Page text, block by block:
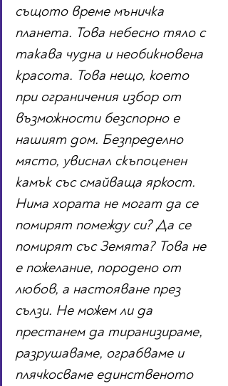
същото време мъничка
планета. Това небесно тяло с
такава чудна и необикновена
красота. Това нещо, което
при ограничения избор от
възможности безспорно е
нашият дом. Безпределно
място, увиснал скъпоценен
камък със смайваща яркост.
Нима хората не могат да се
помирят помежду си? Да се
помирят със Земята? Това не
е пожелание, породено от
любов, а настояване през
сълзи. Не можем ли да
престанем да тиранизираме,
разрушаваме, ограбваме и
плячкосваме единственото